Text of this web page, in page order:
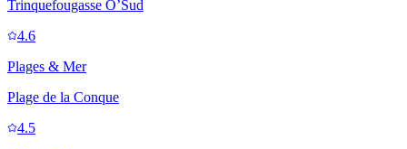
Trinquefougasse O’Sud
4.6
Plages & Mer
Plage de la Conque
4.5